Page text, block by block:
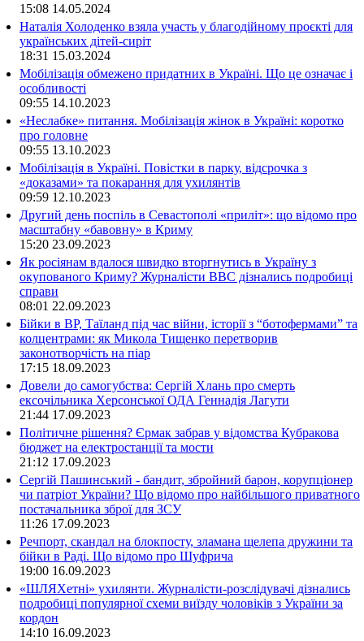
15:08 14.05.2024
Наталія Холоденко взяла участь у благодійному проєкті для
українських дітей-сиріт
18:31 15.03.2024
Мобілізація обмежено придатних в Україні. Що це означає і
особливості
09:55 14.10.2023
«Неслабке» питання. Мобілізація жінок в Україні: коротко
про головне
09:55 13.10.2023
Мобілізація в Україні. Повістки в парку, відсрочка з
«доказами» та покарання для ухилянтів
09:59 12.10.2023
Другий день поспіль в Севастополі «приліт»: що відомо про
масштабну «бавовну» в Криму
15:20 23.09.2023
Як росіянам вдалося швидко вторгнутись в Україну з
окупованого Криму? Журналісти ВВС дізнались подробиці
справи
08:01 22.09.2023
Бійки в ВР, Таїланд під час війни, історії з “ботофермами” та
колцентрами: як Микола Тищенко перетворив
законотворчість на піар
17:15 18.09.2023
Довели до самогубства: Сергій Хлань про смерть
ексочільника Херсонської ОДА Геннадія Лагути
21:44 17.09.2023
Політичне рішення? Єрмак забрав у відомства Кубракова
бюджет на електростанції та мости
21:12 17.09.2023
Сергій Пашинський - бандит, збройний барон, корупціонер
чи патріот України? Що відомо про найбільшого приватного
постачальника зброї для ЗСУ
11:26 17.09.2023
Речпорт, скандал на блокпосту, зламана щелепа дружини та
бійки в Раді. Що відомо про Шуфрича
19:00 16.09.2023
«ШЛЯХетні» ухилянти. Журналісти-розслідувачі дізнались
подробиці популярної схеми виїзду чоловіків з України за
кордон
14:10 16.09.2023